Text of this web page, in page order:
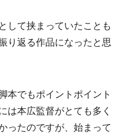
して挟まっていたことも
り返る作品になったと思
本でもポイントポイント
は本広監督がとても多く
ったのですが、始まって